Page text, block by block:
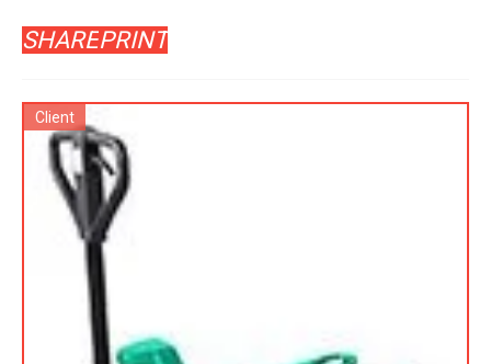
Client
SHAREPRINT